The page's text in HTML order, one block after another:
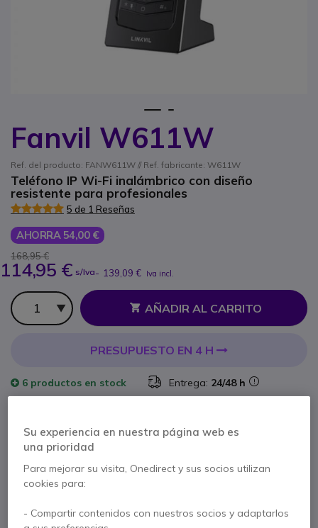
Fanvil W611W
Ref. del producto: FANW611W // Ref. fabricante: W611W
Teléfono IP Wi-Fi inalámbrico con diseño
resistente para profesionales
5 de 1 Reseñas
AHORRA 54,00 €
168,95 €
114,95 € s/Iva- 139,09 € Iva incl.
Cantidad
AÑADIR AL CARRITO
PRESUPUESTO EN 4 H
6 productos en stock Entrega: 24/48 h
2 años de garantía
Paga en 3 pagos de
Mostrar más
Saltar al comienzo de la galería de imágenes
Su experiencia en nuestra página web es
una prioridad
Para mejorar su visita, Onedirect y sus socios utilizan
cookies para:
- Compartir contenidos con nuestros socios y adaptarlos